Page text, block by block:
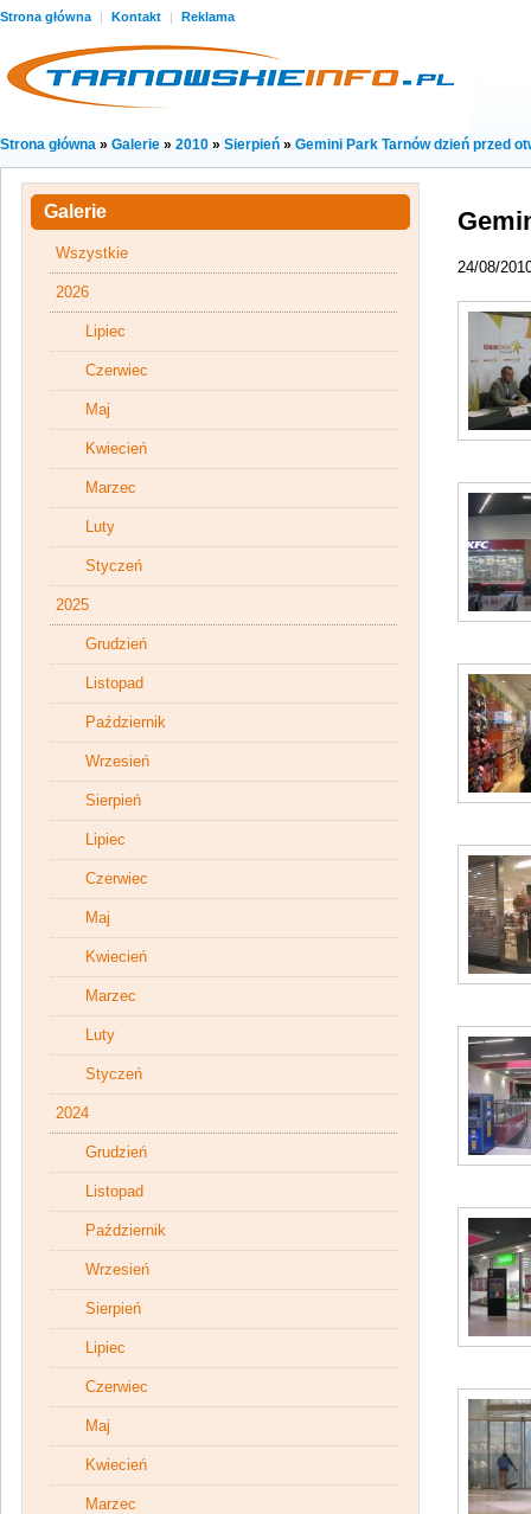
Strona główna | Kontakt | Reklama
Strona główna » Galerie » 2010 » Sierpień » Gemini Park Tarnów dzień przed
24/08/
Galerie
Wszystkie
2026
Lipiec
Czerwiec
Maj
Kwiecień
Marzec
Luty
Styczeń
2025
Grudzień
Listopad
Październik
Wrzesień
Sierpień
Lipiec
Czerwiec
Maj
Kwiecień
Marzec
Luty
Styczeń
2024
Grudzień
Listopad
Październik
Wrzesień
Sierpień
Lipiec
Czerwiec
Maj
Kwiecień
Marzec